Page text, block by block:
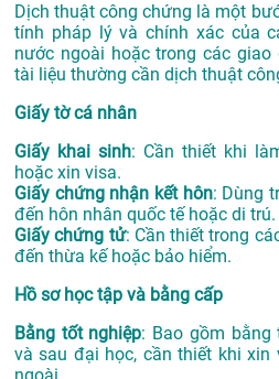
Dịch thuật công chứng là một
tính pháp lý và chính xác của
nước ngoài hoặc trong các giao
tài liệu thường cần dịch thuật
Giấy tờ cá nhân
Giấy khai sinh: Cần thiết khi
hoặc xin visa.
Giấy chứng nhận kết hôn: Dùng
đến hôn nhân quốc tế hoặc di trú.
Giấy chứng tử: Cần thiết trong
đến thừa kế hoặc bảo hiểm.
Hồ sơ học tập và bằng cấp
Bằng tốt nghiệp: Bao gồm bằng
và sau đại học, cần thiết khi xin